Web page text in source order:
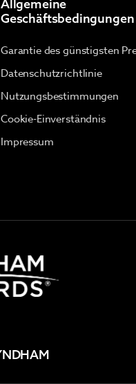
Allgemeine
Geschäftsbedingungen
Garantie des günstigsten
Datenschutzrichtlinie
Nutzungsbestimmungen
Cookie-Einverständnis
Impressum